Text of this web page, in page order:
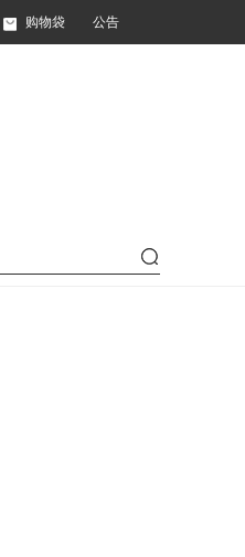
购物袋 公告